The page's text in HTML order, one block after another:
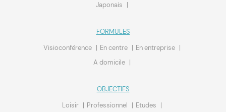
Japonais
FORMULES
Visioconférence
En centre
En entreprise
A domicile
OBJECTIFS
Loisir
Professionnel
Etudes